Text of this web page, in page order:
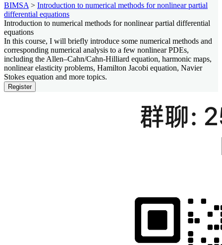
BIMSA > Introduction to numerical methods for nonlinear partial
differential equations
Introduction to numerical methods for nonlinear partial differential
equations
In this course, I will briefly introduce some numerical methods and
corresponding numerical analysis to a few nonlinear PDEs,
including the Allen–Cahn/Cahn-Hilliard equation, harmonic maps,
nonlinear elasticity problems, Hamilton Jacobi equation, Navier
Stokes equation and more topics.
Register